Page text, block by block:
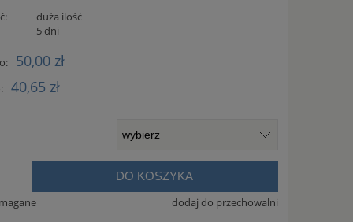
duża ilość
5 dni
50,00 zł
40,65 zł
DO KOSZYKA
dodaj do przechowalni